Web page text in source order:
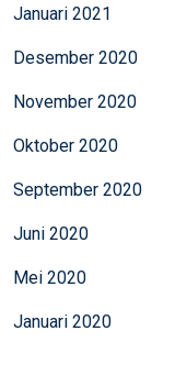
Januari 2021
Desember 2020
November 2020
Oktober 2020
September 2020
Juni 2020
Mei 2020
Januari 2020